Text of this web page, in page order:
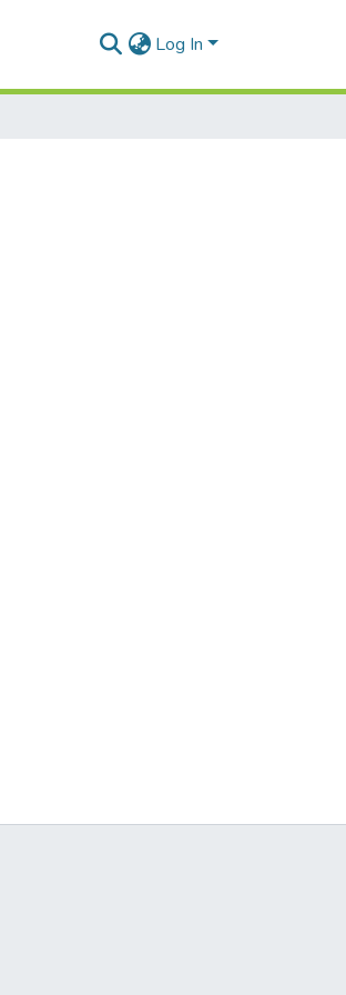
Log In